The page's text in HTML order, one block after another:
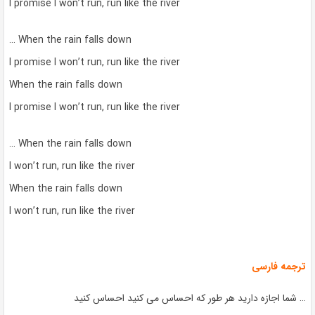
I promise I won’t run, run like the river
… When the rain falls down
I promise I won’t run, run like the river
When the rain falls down
I promise I won’t run, run like the river
… When the rain falls down
I won’t run, run like the river
When the rain falls down
I won’t run, run like the river
ترجمه فارسی
… شما اجازه دارید هر طور که احساس می کنید احساس کنید